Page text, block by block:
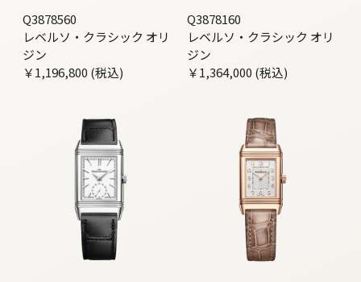
Q3878560
レベルソ・クラシック オリ
ジン
￥1,196,800 (税込)
Q3878160
レベルソ・クラシック オリ
ジン
￥1,364,000 (税込)